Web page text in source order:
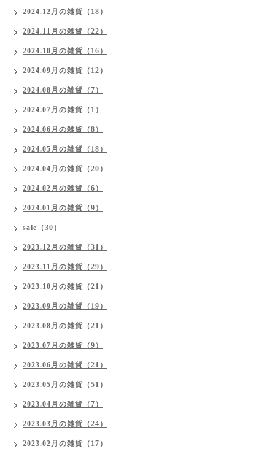
2024.12月の雑貨（18）
2024.11月の雑貨（22）
2024.10月の雑貨（16）
2024.09月の雑貨（12）
2024.08月の雑貨（7）
2024.07月の雑貨（1）
2024.06月の雑貨（8）
2024.05月の雑貨（18）
2024.04月の雑貨（20）
2024.02月の雑貨（6）
2024.01月の雑貨（9）
sale（30）
2023.12月の雑貨（31）
2023.11月の雑貨（29）
2023.10月の雑貨（21）
2023.09月の雑貨（19）
2023.08月の雑貨（21）
2023.07月の雑貨（9）
2023.06月の雑貨（21）
2023.05月の雑貨（51）
2023.04月の雑貨（7）
2023.03月の雑貨（24）
2023.02月の雑貨（17）